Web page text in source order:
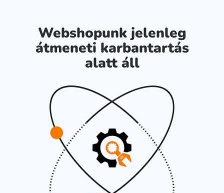
Webshopunk jelenleg
átmeneti karbantartás
alatt áll